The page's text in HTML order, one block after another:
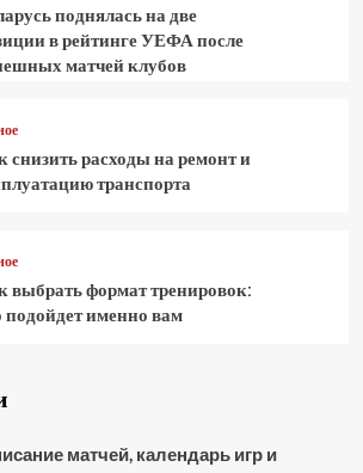
поднялась на две
в рейтинге УЕФА после
матчей клубов
снизить расходы на ремонт и
транспорта
выбрать формат тренировок:
подойдет именно вам
матчей, календарь игр и